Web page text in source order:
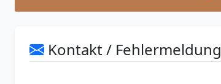
Kontakt / Fehlermeldung